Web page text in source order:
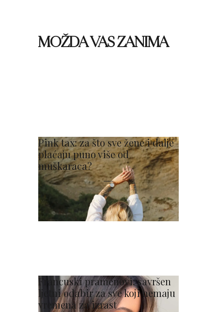
MOŽDA VAS ZANIMA
Pink tax: za što sve žene i dalje
plaćaju puno više od
muškaraca?
Francuski pramenovi: savršen
ljetni odabir za sve koji nemaju
vremena za izrast